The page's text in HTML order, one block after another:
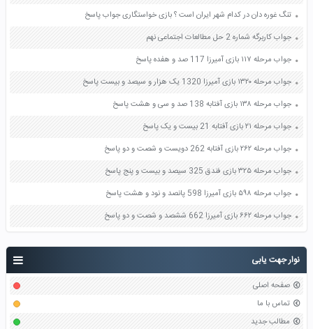
نوار جهت یابی
صفحه اصلی
تماس با ما
مطالب جدید
تنگ غوره دان در کدام شهر ایران است ؟ بازی خواستگاری جواب پاسخ
جواب کاربرگه شماره 2 حل مطالعات اجتماعی نهم
جواب مرحله ۱۱۷ بازی آمیرزا 117 صد و هفده پاسخ
جواب مرحله ۱۳۲۰ بازی آمیرزا 1320 یک هزار و سیصد و بیست پاسخ
جواب مرحله ۱۳۸ بازی آفتابه 138 صد و سی و هشت پاسخ
جواب مرحله ۲۱ بازی آفتابه 21 بیست و یک پاسخ
جواب مرحله ۲۶۲ بازی آفتابه 262 دویست و شصت و دو پاسخ
جواب مرحله ۳۲۵ بازی فندق 325 سیصد و بیست و پنج پاسخ
جواب مرحله ۵۹۸ بازی آمیرزا 598 پانصد و نود و هشت پاسخ
جواب مرحله ۶۶۲ بازی آمیرزا 662 ششصد و شصت و دو پاسخ